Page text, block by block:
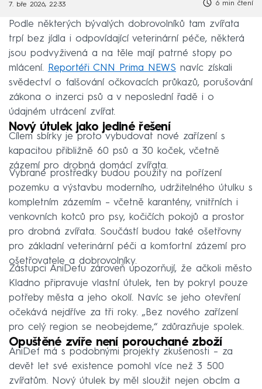
7. bře 2026, 22:33 6 min čtení
Podle některých bývalých dobrovolníků tam zvířata
trpí bez jídla i odpovídající veterinární péče, některá
jsou podvyživená a na těle mají patrné stopy po
mlácení. Reportéři CNN Prima NEWS navíc získali
svědectví o falšování očkovacích průkazů, porušování
zákona o inzerci psů a v neposlední řadě i o
údajném utrácení zvířat.
Nový útulek jako jediné řešení
Cílem sbírky je proto vybudovat nové zařízení s
kapacitou přibližně 60 psů a 30 koček, včetně
zázemí pro drobná domácí zvířata.
Vybrané prostředky budou použity na pořízení
pozemku a výstavbu moderního, udržitelného útulku s
kompletním zázemím – včetně karantény, vnitřních i
venkovních kotců pro psy, kočičích pokojů a prostor
pro drobná zvířata. Součástí budou také ošetřovny
pro základní veterinární péči a komfortní zázemí pro
ošetřovatele a dobrovolníky.
Zástupci AniDefu zároveň upozorňují, že ačkoli město
Kladno připravuje vlastní útulek, ten by pokryl pouze
potřeby města a jeho okolí. Navíc se jeho otevření
očekává nejdříve za tři roky. „Bez nového zařízení
pro celý region se neobejdeme,“ zdůrazňuje spolek.
Opuštěné zvíře není porouchané zboží
AniDef má s podobnými projekty zkušenosti – za
devět let své existence pomohl více než 3 500
zvířatům. Nový útulek by měl sloužit nejen obcím a